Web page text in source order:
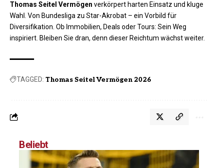
Thomas Seitel Vermögen verkörpert harten Einsatz und kluge
Wahl. Von Bundesliga zu Star-Akrobat – ein Vorbild für
Diversifikation. Ob Immobilien, Deals oder Tours: Sein Weg
inspiriert. Bleiben Sie dran, denn dieser Reichtum wächst weiter.
TAGGED: Thomas Seitel Vermögen 2026
Beliebt